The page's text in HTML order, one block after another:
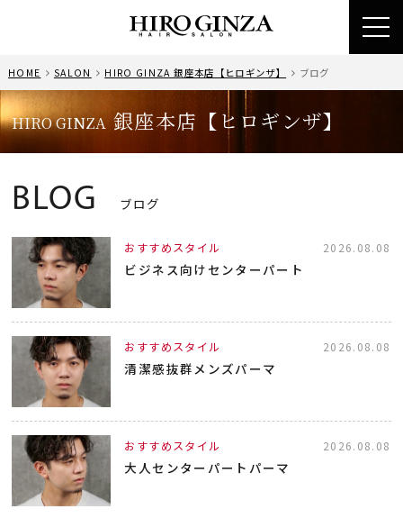
HOME SALON HIRO GINZA 銀座本店【ヒロギンザ】 ブログ
HIRO GINZA銀座本店【ヒロギンザ】
BLOG ブログ
おすすめスタイル 2026.08.08
ビジネス向けセンターパート
おすすめスタイル 2026.08.08
清潔感抜群メンズパーマ
おすすめスタイル 2026.08.08
大人センターパートパーマ